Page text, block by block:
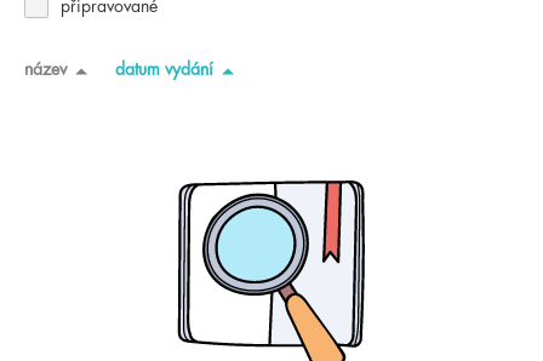
připravované
název datum vydání